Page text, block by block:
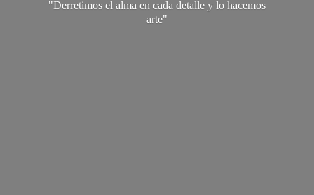
"Derretimos el alma en cada detalle y lo hacemos
arte"